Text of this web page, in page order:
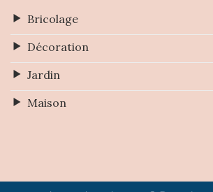
Bricolage
Décoration
Jardin
Maison